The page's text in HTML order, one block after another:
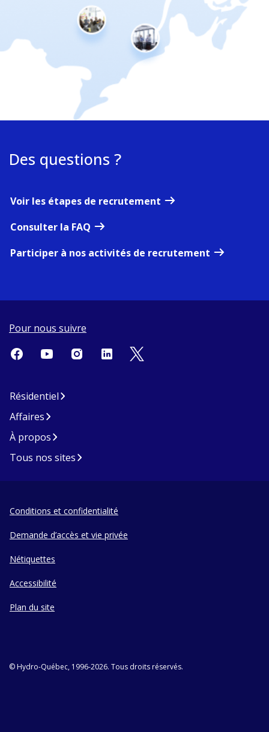
Des questions ?
Voir les étapes de recrutement
Consulter la FAQ
Participer à nos activités de recrutement
Pour nous suivre
Résidentiel
Affaires
À propos
Tous nos sites
Conditions et confidentialité
Demande d’accès et vie privée
Nétiquettes
Accessibilité
Plan du site
© Hydro-Québec, 1996-2026. Tous droits réservés.